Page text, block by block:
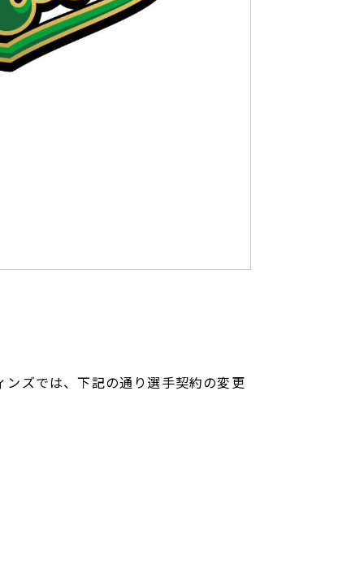
ズでは、下記の通り選手契約の変更